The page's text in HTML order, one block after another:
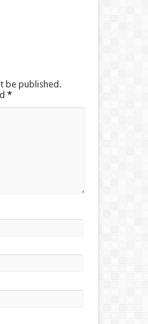
be published.
*